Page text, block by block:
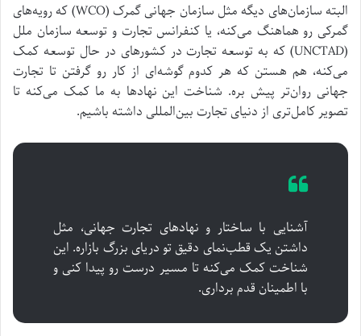
البته سازمان‌های دیگه مثل سازمان جهانی گمرک (WCO) که رویه‌های
گمرکی رو هماهنگ می‌کنه، یا کنفرانس تجارت و توسعه سازمان ملل
(UNCTAD) که به توسعه تجارت در کشورهای در حال توسعه کمک
می‌کنه، هم هستن که هر کدوم گوشه‌ای از کار رو گرفتن تا تجارت
جهانی روان‌تر پیش بره. شناخت این نهادها به ما کمک می‌کنه تا
تصویر کامل‌تری از دنیای تجارت بین‌المللی داشته باشیم.
آشنایی با ساختار و نهادهای تجارت جهانی، مثل
داشتن یک قطب‌نمای دقیق تو دریای بزرگ بازاره. این
شناخت کمک می‌کنه تا مسیر درست رو پیدا کنی و
با اطمینان قدم برداری.